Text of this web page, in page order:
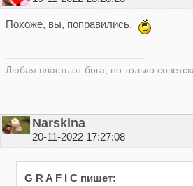
Похоже, вы, поправились.
Любая власть от бога, но только
Narskina
20-11-2022 17:27:08
G R A F I C пишет: